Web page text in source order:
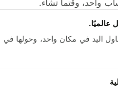
وقتما تشاء.
اليد في مكان واحد، وحولها في